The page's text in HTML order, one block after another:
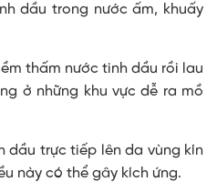
dầu trong nước ấm, khuấy
thấm nước tinh dầu rồi lau
ở những khu vực dễ ra mồ
dầu trực tiếp lên da vùng kín
này có thể gây kích ứng.